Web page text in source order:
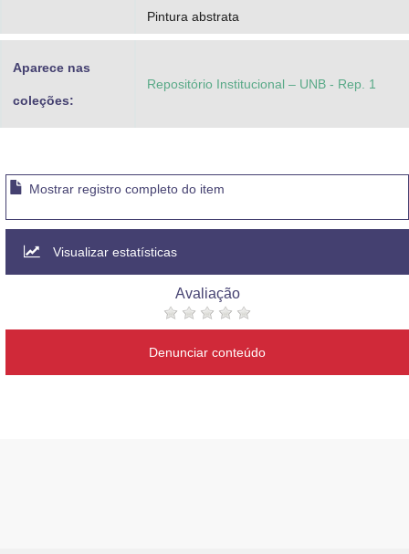
Pintura abstrata
Aparece nas
coleções:
Repositório Institucional – UNB - Rep. 1
Mostrar registro completo do item
Visualizar estatísticas
Avaliação
Denunciar conteúdo